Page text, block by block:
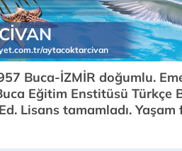
aytacoktarcivan
Buca-İZMİR doğumlu.
Eğitim Enstitüsü Türkçe
Lisans tamamladı.